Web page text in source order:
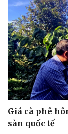
Giá cà phê
sàn quốc tế